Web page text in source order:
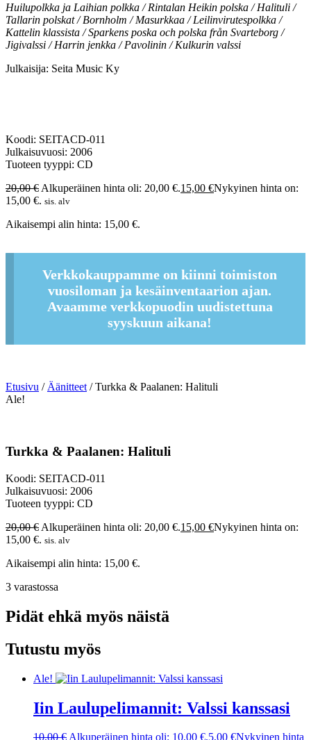
Huilupolkka ja Laihian polkka / Rintalan Heikin polska / Halituli /
Tallarin polskat / Bornholm / Masurkkaa / Leilinvirutespolkka /
Kattelin klassista / Sparkens poska och polska från Svarteborg /
Jigivalssi / Harrin jenkka / Pavolinin / Kulkurin valssi
Julkaisija: Seita Music Ky
Koodi: SEITACD-011
Julkaisuvuosi: 2006
Tuoteen tyyppi: CD
20,00€ Alkuperäinen hinta oli: 20,00 €.15,00 €Nykyinen hinta on:
15,00 €. sis. alv
Aikaisempi alin hinta: 15,00 €.
Verkkokauppamme on kiinni toimiston
vuosiloman ja kesäinventaarion ajan.
Avaamme verkkopuodin uudistettuna
syyskuun aikana!
Etusivu /Äänitteet/ Turkka & Paalanen: Halituli
Ale!
Turkka & Paalanen: Halituli
Koodi: SEITACD-011
Julkaisuvuosi: 2006
Tuoteen tyyppi: CD
20,00€ Alkuperäinen hinta oli: 20,00 €.15,00 €Nykyinen hinta on:
15,00 €. sis. alv
Aikaisempi alin hinta: 15,00 €.
3 varastossa
Pidät ehkä myös näistä
Tutustu myös
Ale!
Iin Laulupelimannit: Valssi kanssasi
10,00€ Alkuperäinen hinta oli: 10,00 €.5,00 €Nykyinen hinta